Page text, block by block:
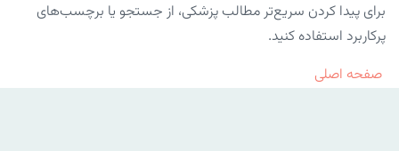
برای پیدا کردن سریع‌تر مطالب پزشکی، از جستجو یا برچسب‌های
پرکاربرد استفاده کنید.
صفحه اصلی